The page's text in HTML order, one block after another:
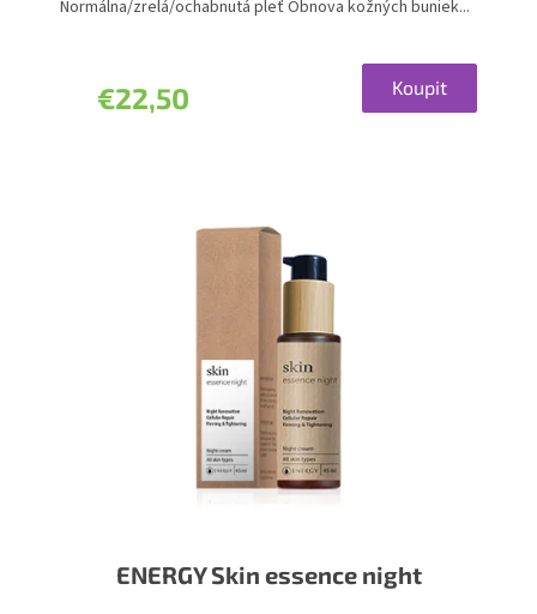
€22,50 Koupit
Normálna/zrelá/ochabnutá pleť Obnova kožných buniek...
ENERGY Skin essence night